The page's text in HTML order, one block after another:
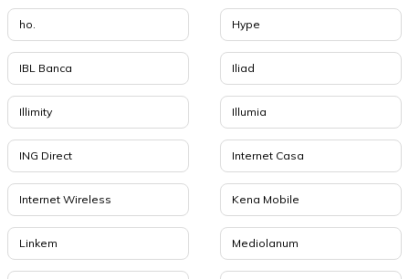
ho. Hype
IBL Banca Iliad
Illimity Illumia
ING Direct Internet Casa
Internet Wireless Kena Mobile
Linkem Mediolanum